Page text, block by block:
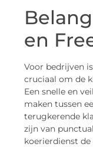
en
Voor bedrijven
cruciaal om de
Een snelle en
maken tussen
terugkerende
zijn van
koerierdienst